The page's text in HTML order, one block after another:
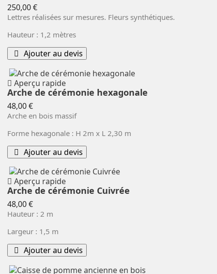
Prix
250,00 €
Lettres réalisées sur mesures. Fleurs synthétiques.
Hauteur : 1,2 mètres
Ajouter au devis
Aperçu rapide
Arche de cérémonie hexagonale
Prix
48,00 €
Arche en bois massif
Forme hexagonale : H 2m x L 2,30 m
Ajouter au devis
Aperçu rapide
Arche de cérémonie Cuivrée
Prix
48,00 €
Hauteur : 2 m
Largeur : 1,5 m
Ajouter au devis